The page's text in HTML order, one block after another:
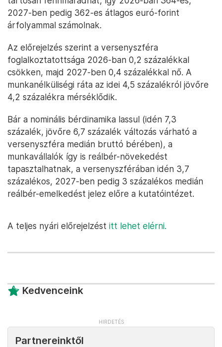
2027-ben pedig 362-es átlagos euró-forint
árfolyammal számolnak.
Az előrejelzés szerint a versenyszféra
foglalkoztatottsága 2026-ban 0,2 százalékkal
csökken, majd 2027-ben 0,4 százalékkal nő. A
munkanélküliségi ráta az idei 4,5 százalékról jövőre
4,2 százalékra mérséklődik.
Bár a nominális bérdinamika lassul (idén 7,3
százalék, jövőre 6,7 százalék változás várható a
versenyszféra medián bruttó bérében), a
munkavállalók így is reálbér-növekedést
tapasztalhatnak, a versenyszférában idén 3,7
százalékos, 2027-ben pedig 3 százalékos medián
reálbér-emelkedést jelez előre a kutatóintézet.
A teljes nyári előrejelzést itt lehet elérni.
Kedvenceink
Partnereinktől